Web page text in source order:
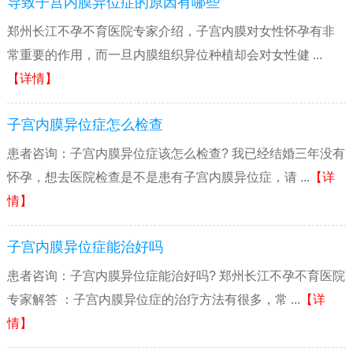
郑州长江不孕不育医院专家介绍，子宫内膜对女性怀孕有非
常重要的作用，而一旦内膜组织异位种植却会对女性健 ...
【详情】
子宫内膜异位症怎么检查
患者咨询：子宫内膜异位症该怎么检查? 我已经结婚三年没有
怀孕，想去医院检查是不是患有子宫内膜异位症，请 ... 【详
情】
子宫内膜异位症能治好吗
患者咨询：子宫内膜异位症能治好吗? 郑州长江不孕不育医院
专家解答 ：子宫内膜异位症的治疗方法有很多，常 ... 【详
情】